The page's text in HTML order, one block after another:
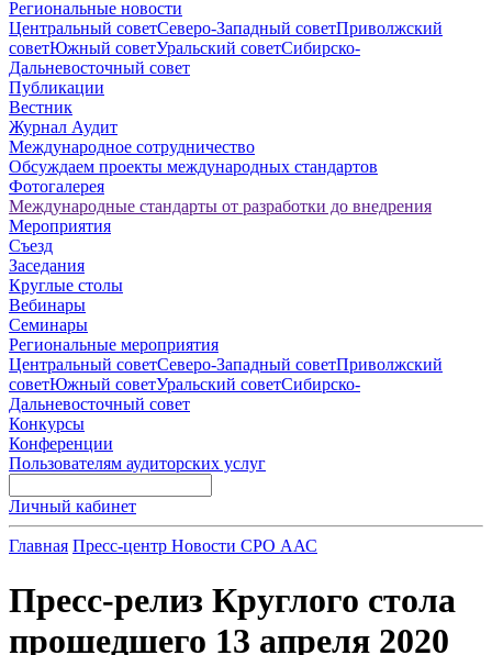
Региональные новости
Центральный советСеверо-Западный советПриволжский
советЮжный советУральский советСибирско-
Дальневосточный совет
Публикации
Вестник
Журнал Аудит
Международное сотрудничество
Обсуждаем проекты международных стандартов
Фотогалерея
Международные стандарты от разработки до внедрения
Мероприятия
Съезд
Заседания
Круглые столы
Вебинары
Семинары
Региональные мероприятия
Центральный советСеверо-Западный советПриволжский
советЮжный советУральский советСибирско-
Дальневосточный совет
Конкурсы
Конференции
Пользователям аудиторских услуг
Личный кабинет
Главная Пресс-центр Новости СРО ААС
Пресс-релиз Круглого стола
прошедшего 13 апреля 2020